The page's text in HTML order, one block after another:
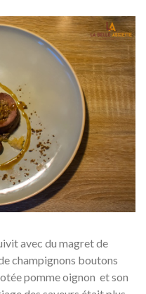
avec du magret de
champignons boutons
pomme oignon et son